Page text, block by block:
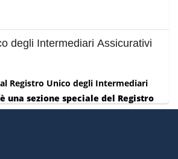
degli Intermediari Assicurativi
al Registro Unico degli Intermediari
è una sezione speciale del Registro